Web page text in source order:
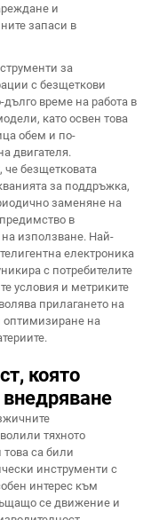
и
запаси в
за
с безщеткови
дълго време на работа в
като освен това
обем и по-
двигателя.
че безщетковата
за поддръжка,
заменяне на
в
използване. Най-
електроника
с потребителите
условия и метриките
прилагането на
оптимизиране на
която
тяхното
са били
инструменти с
интерес към
се движение и